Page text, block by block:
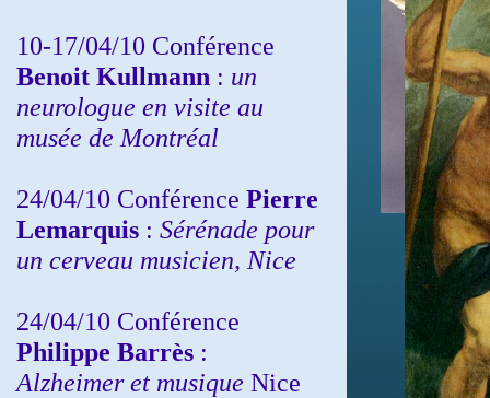
10-17/04/10 Conférence
Benoit Kullmann : un
neurologue en visite au
musée de Montréal
24/04/10 Conférence Pierre
Lemarquis : Sérénade pour
un cerveau musicien, Nice
24/04/10 Conférence
Philippe Barrès :
Alzheimer et musique Nice